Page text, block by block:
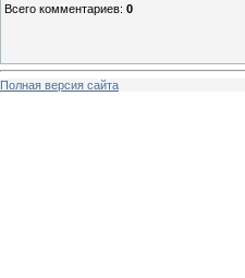
Всего комментариев: 0
Полная версия сайта